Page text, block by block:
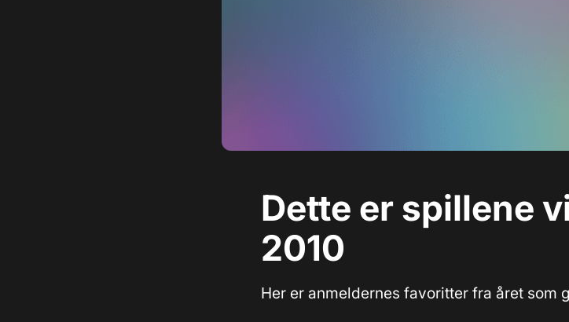
Dette er spillene
2010
Her er anmeldernes favoritter fra året som